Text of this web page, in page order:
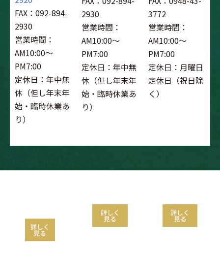
FAX：092-894-
2930
営業時間：
AM10:00～
PM7:00
定休日：年中無
休（但し年末年
始・臨時休業あ
り）
2930
営業時間：
AM10:00～
PM7:00
定休日：年中無
休（但し年末年
始・臨時休業あ
り）
3772
営業時間：
AM10:00～
PM7:00
定休日：月曜日
定休日（祝日除
く）
詳しく
見る
詳しく
見る
詳しく
見る